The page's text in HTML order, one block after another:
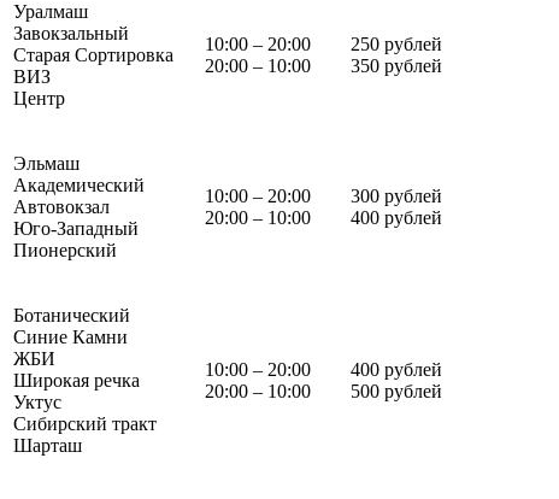
Уралмаш
Завокзальный
Старая Сортировка
ВИЗ
Центр
10:00 – 20:00
20:00 – 10:00
250 рублей
350 рублей
Эльмаш
Академический
Автовокзал
Юго-Западный
Пионерский
10:00 – 20:00
20:00 – 10:00
300 рублей
400 рублей
Ботанический
Синие Камни
ЖБИ
Широкая речка
Уктус
Сибирский тракт
Шарташ
10:00 – 20:00
20:00 – 10:00
400 рублей
500 рублей